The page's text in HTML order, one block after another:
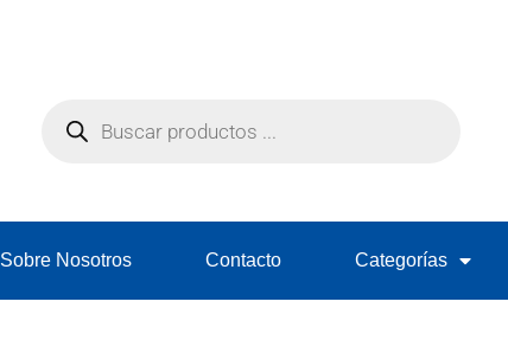
Sobre Nosotros Contacto Categorías